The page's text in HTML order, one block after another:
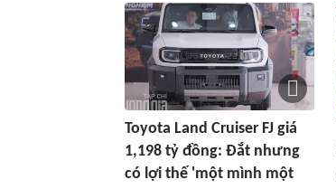
Toyota Land Cruiser FJ giá
1,198 tỷ đồng: Đắt nhưng
có lợi thế 'một mình một